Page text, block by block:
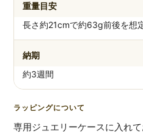
重量目安
長さ約21cmで約63g前後を想
納期
約3週間
ラッピングについて
専用ジュエリーケースに入れて